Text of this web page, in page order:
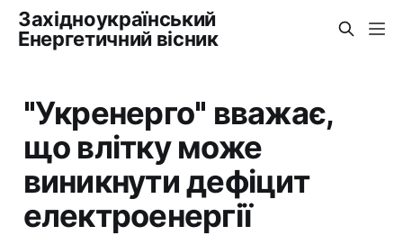
Західноукраїнський
Енергетичний вісник
"Укренерго" вважає,
що влітку може
виникнути дефіцит
електроенергії